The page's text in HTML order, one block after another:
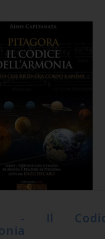
- Il